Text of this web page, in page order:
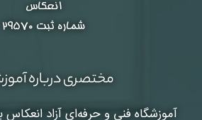
انعکاس
شماره ثبت ۲۹۵۷۰
مختصری درباره
آموزشگاه فنی و حرفه‌ای آزاد انعکاس